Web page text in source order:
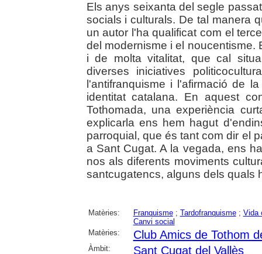
Els anys seixanta del segle
socials i culturals. De tal manera
un autor l'ha qualificat com el
del modernisme i el noucentisme.
i de molta vitalitat, que cal
diverses iniciatives
l'antifranquisme i l'afirmació de
identitat catalana. En aquest
Tothomada, una experiència
explicarla ens hem hagut
parroquial, que és tant com dir el
a Sant Cugat. A la vegada, ens
nos als diferents moviments
santcugatencs, alguns dels quals
Matèries: Franquisme; Tardofranquisme; Vida
Canvi social
Matèries:
Club Amics de Tothom
Àmbit: Sant Cugat del Vallès